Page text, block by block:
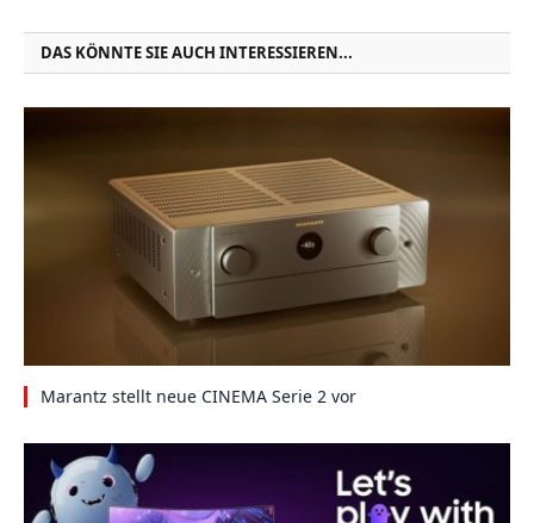
DAS KÖNNTE SIE AUCH INTERESSIEREN...
Marantz stellt neue CINEMA Serie 2 vor